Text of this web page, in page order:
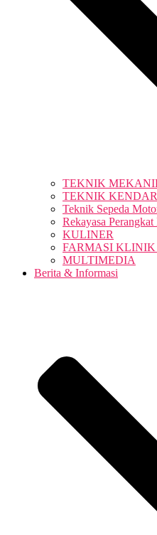
TEKNIK
TEKNIK
Teknik Sepeda
Rekayasa
KULINER
FARMASI
MULTIMEDIA
Berita & Informasi